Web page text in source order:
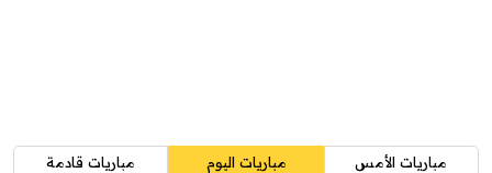
مباريات الأمس مباريات اليوم مباريات قادمة